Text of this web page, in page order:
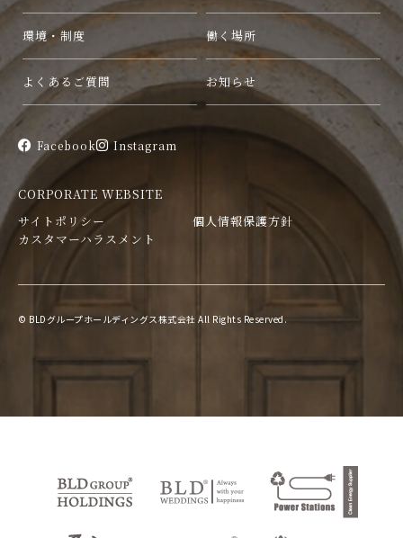
環境・制度 働く場所
よくあるご質問 お知らせ
Facebook Instagram
CORPORATE WEBSITE
サイトポリシー
個人情報保護方針
カスタマーハラスメント
© BLDグループホールディングス株式会社 All Rights Reserved.